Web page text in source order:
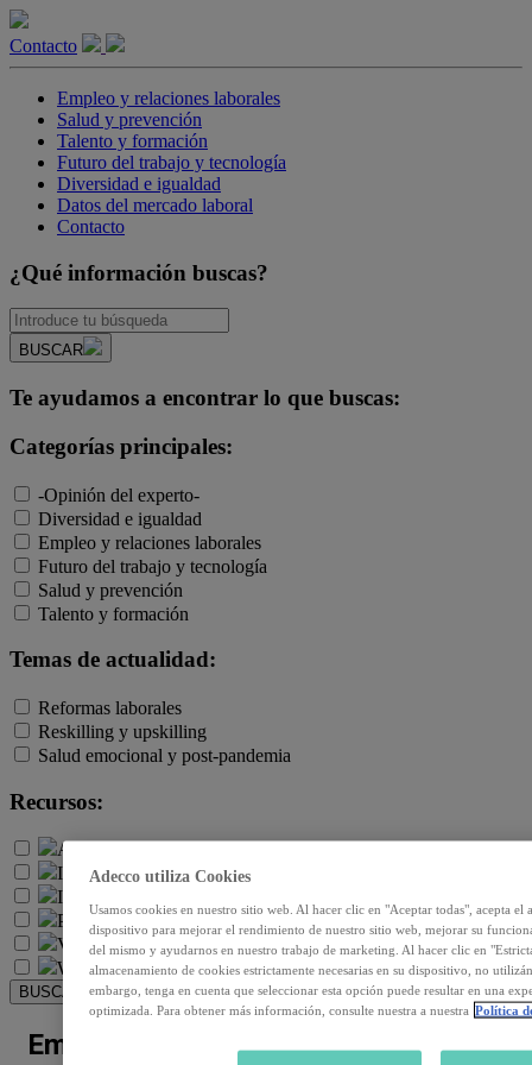
Contacto
Empleo y relaciones laborales
Salud y prevención
Talento y formación
Futuro del trabajo y tecnología
Diversidad e igualdad
Datos del mercado laboral
Contacto
¿Qué información buscas?
BUSCAR
Te ayudamos a encontrar lo que buscas:
Categorías principales:
-Opinión del experto-
Diversidad e igualdad
Empleo y relaciones laborales
Futuro del trabajo y tecnología
Salud y prevención
Talento y formación
Temas de actualidad:
Reformas laborales
Reskilling y upskilling
Salud emocional y post-pandemia
Recursos:
Artículos
Infografías
Informes
Podcast
Video
Webinar
BUSCAR
Emisión en directo – Datos Paro julio
Adecco utiliza Cookies
Usamos cookies en nuestro sitio web. Al hacer clic en "Aceptar todas", acepta el
dispositivo para mejorar el rendimiento de nuestro sitio web, mejorar su
del mismo y ayudarnos en nuestro trabajo de marketing. Al hacer clic en
almacenamiento de cookies estrictamente necesarias en su dispositivo, no
embargo, tenga en cuenta que seleccionar esta opción puede resultar en una
optimizada. Para obtener más información, consulte nuestra a nuestra Política